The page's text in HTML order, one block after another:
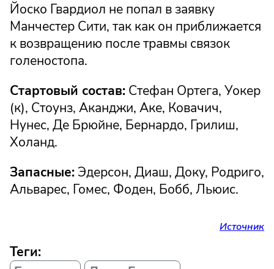
Йоско Гвардиол не попал в заявку
Манчестер Сити, так как он приближается
к возвращению после травмы связок
голеностопа.
Стартовый состав: Стефан Ортега, Уокер
(к), Стоунз, Аканджи, Аке, Ковачич,
Нунес, Де Брюйне, Бернардо, Грилиш,
Холанд.
Запасные: Эдерсон, Диаш, Доку, Родриго,
Альварес, Гомес, Фоден, Бобб, Льюис.
Источник
Теги: